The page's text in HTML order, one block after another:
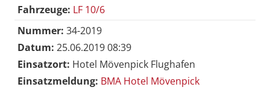
Fahrzeuge: LF 10/6
Nummer: 34-2019
Datum: 25.06.2019 08:39
Einsatzort: Hotel Mövenpick Flughafen
Einsatzmeldung: BMA Hotel Mövenpick